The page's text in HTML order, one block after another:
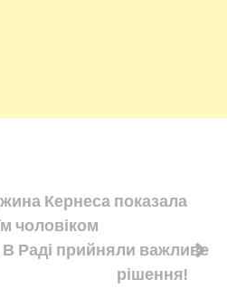
Кернеса показала
чоловіком
В Раді прийняли важливе
рішення!